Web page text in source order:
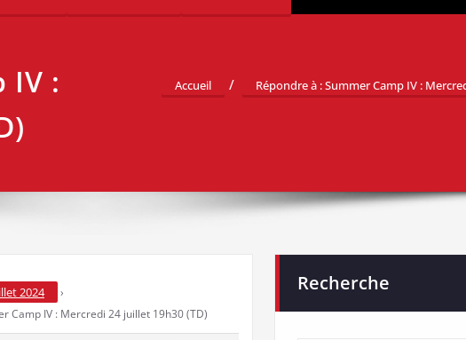
IV :
Accueil Répondre à : Summer Camp IV :
2024 ›
Camp IV : Mercredi 24 juillet 19h30 (TD)
Recherche